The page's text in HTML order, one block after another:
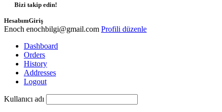
Bizi takip edin!
HesabımGiriş
Enoch enochbilgi@gmail.com Profili düzenle
Dashboard
Orders
History
Addresses
Logout
Kullanıcı adı